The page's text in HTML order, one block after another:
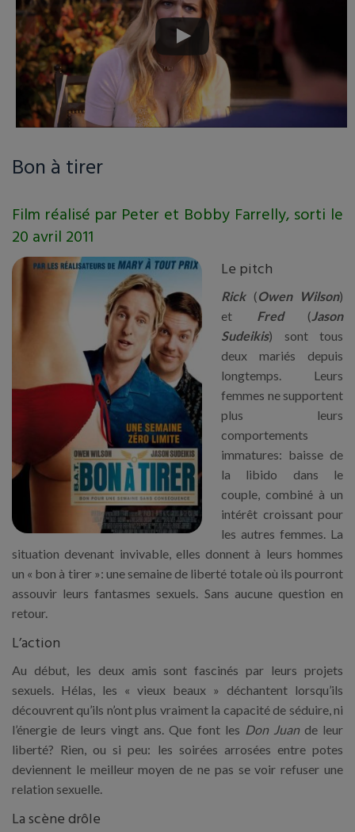
Bon à tirer
Film réalisé par Peter et Bobby Farrelly, sorti le
20 avril 2011
Le pitch
Rick(Owen Wilson)
et Fred(Jason
Sudeikis) sont tous
deux mariés depuis
longtemps. Leurs
femmes ne supportent
plus leurs
comportements
immatures: baisse de
la libido dans le
couple, combiné à un
intérêt croissant pour
les autres femmes. La
situation devenant invivable, elles donnent à leurs hommes
un « bon à tirer »: une semaine de liberté totale où ils pourront
assouvir leurs fantasmes sexuels. Sans aucune question en
retour.
L’action
Au début, les deux amis sont fascinés par leurs projets
sexuels. Hélas, les « vieux beaux » déchantent lorsqu’ils
découvrent qu’ils n’ont plus vraiment la capacité de séduire, ni
l’énergie de leurs vingt ans. Que font les Don Juande leur
liberté? Rien, ou si peu: les soirées arrosées entre potes
deviennent le meilleur moyen de ne pas se voir refuser une
relation sexuelle.
La scène drôle